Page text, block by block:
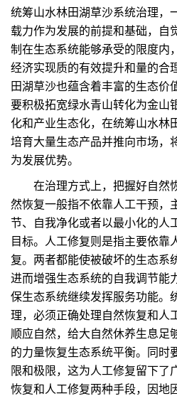
统筹山水林田湖草沙系统治理，
载力作为发展的前提和基础，自
制在生态系统能够承受的限度内
经济实现质的有效提升和量的合
田湖草沙也蕴含着丰富的生态价
要积极拓宽绿水青山转化为金山
化和产业生态化，在统筹山水林
培育大量生态产品并推向市场，
为发展优势。
在治理方式上，把握好自然
然恢复一般指不依靠人工干预，
节、自我净化或者以最小化的人
目标。人工修复则是指主要依靠
复。两者都能使被破坏的生态系
进而增强生态系统的自我调节能
保生态系统继续发挥服务功能。
理，必须正确处理自然恢复和人
顺应自然，给大自然休养生息足
的力量恢复生态系统平衡。同时
限和极限，这为人工修复留下了
恢复和人工修复两种手段，因地